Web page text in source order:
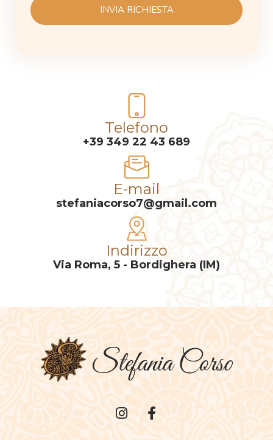
INVIA RICHIESTA
Telefono
+39 349 22 43 689
E-mail
stefaniacorso7@gmail.com
Indirizzo
Via Roma, 5 - Bordighera (IM)